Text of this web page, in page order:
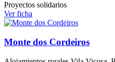
Proyectos solidarios
Ver ficha
Monte dos Cordeiros